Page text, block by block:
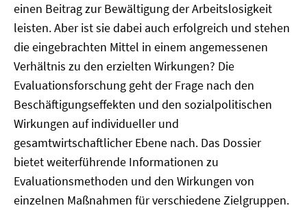
einen Beitrag zur Bewältigung der Arbeitslosigkeit
leisten. Aber ist sie dabei auch erfolgreich und stehen
die eingebrachten Mittel in einem angemessenen
Verhältnis zu den erzielten Wirkungen? Die
Evaluationsforschung geht der Frage nach den
Beschäftigungseffekten und den sozialpolitischen
Wirkungen auf individueller und
gesamtwirtschaftlicher Ebene nach. Das Dossier
bietet weiterführende Informationen zu
Evaluationsmethoden und den Wirkungen von
einzelnen Maßnahmen für verschiedene Zielgruppen.